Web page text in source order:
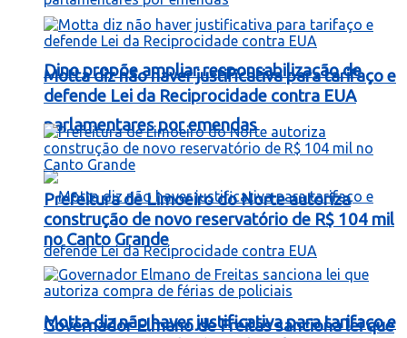
Dino propõe ampliar responsabilização de
parlamentares por emendas
Motta diz não haver justificativa para tarifaço e
Motta diz não haver justificativa para tarifaço e
defende Lei da Reciprocidade contra EUA
Prefeitura de Limoeiro do Norte autoriza
construção de novo reservatório de R$ 104 mil
no Canto Grande
Governador Elmano de Freitas sanciona lei que